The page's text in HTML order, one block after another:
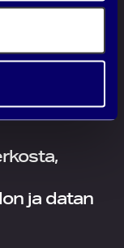
ja datan